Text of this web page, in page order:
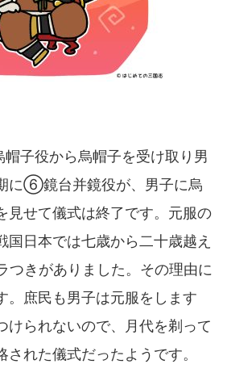
役から烏帽子を受け取り男
に⑥鏡台并鏡役が、男子に烏
見せて儀式は終了です。元服の
国日本では七歳から二十歳越え
つきがありました。その理由に
。庶民も男子は元服をします
けられないので、月代を剃って
された儀式だったようです。